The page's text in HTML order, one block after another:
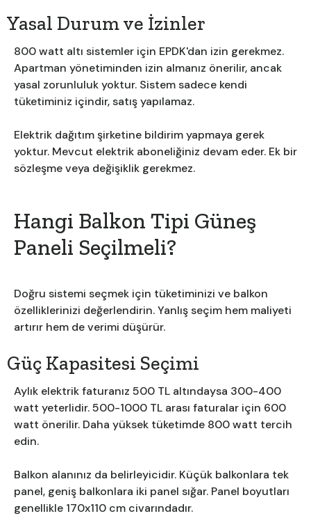
Yasal Durum ve İzinler
800 watt altı sistemler için EPDK'dan izin gerekmez.
Apartman yönetiminden izin almanız önerilir, ancak
yasal zorunluluk yoktur. Sistem sadece kendi
tüketiminiz içindir, satış yapılamaz.
Elektrik dağıtım şirketine bildirim yapmaya gerek
yoktur. Mevcut elektrik aboneliğiniz devam eder. Ek bir
sözleşme veya değişiklik gerekmez.
Hangi Balkon Tipi Güneş
Paneli Seçilmeli?
Doğru sistemi seçmek için tüketiminizi ve balkon
özelliklerinizi değerlendirin. Yanlış seçim hem maliyeti
artırır hem de verimi düşürür.
Güç Kapasitesi Seçimi
Aylık elektrik faturanız 500 TL altındaysa 300-400
watt yeterlidir. 500-1000 TL arası faturalar için 600
watt önerilir. Daha yüksek tüketimde 800 watt tercih
edin.
Balkon alanınız da belirleyicidir. Küçük balkonlara tek
panel, geniş balkonlara iki panel sığar. Panel boyutları
genellikle 170x110 cm civarındadır.